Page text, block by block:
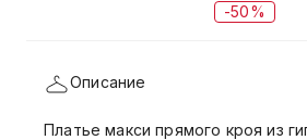
-50%
Описание
Платье макси прямого кроя из